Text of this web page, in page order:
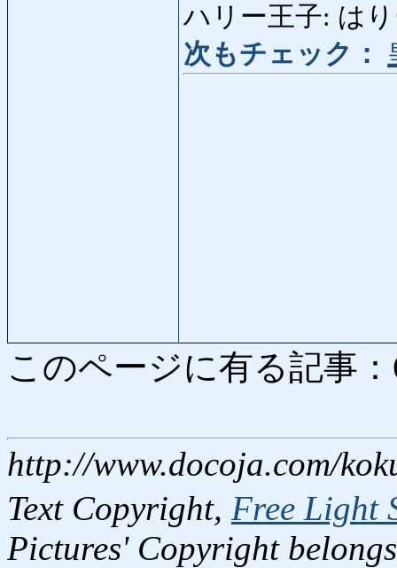
ハリー王子: は
次もチェック：
このページに有る記事
http://www.docoja.com/
Text Copyright, Free Light
Pictures' Copyright